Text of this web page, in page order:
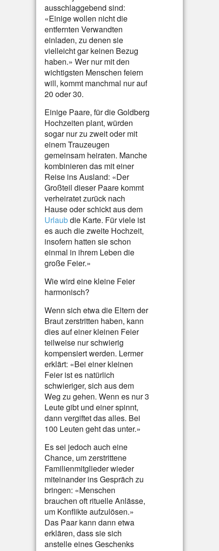
ausschlaggebend sind:
«Einige wollen nicht die
entfernten Verwandten
einladen, zu denen sie
vielleicht gar keinen Bezug
haben.» Wer nur mit den
wichtigsten Menschen feiern
will, kommt manchmal nur auf
20 oder 30.
Einige Paare, für die Goldberg
Hochzeiten plant, würden
sogar nur zu zweit oder mit
einem Trauzeugen
gemeinsam heiraten. Manche
kombinieren das mit einer
Reise ins Ausland: «Der
Großteil dieser Paare kommt
verheiratet zurück nach
Hause oder schickt aus dem
Urlaubdie Karte. Für viele ist
es auch die zweite Hochzeit,
insofern hatten sie schon
einmal in ihrem Leben die
große Feier.»
Wie wird eine kleine Feier
harmonisch?
Wenn sich etwa die Eltern der
Braut zerstritten haben, kann
dies auf einer kleinen Feier
teilweise nur schwierig
kompensiert werden. Lermer
erklärt: «Bei einer kleinen
Feier ist es natürlich
schwieriger, sich aus dem
Weg zu gehen. Wenn es nur 3
Leute gibt und einer spinnt,
dann vergiftet das alles. Bei
100 Leuten geht das unter.»
Es sei jedoch auch eine
Chance, um zerstrittene
Familienmitglieder wieder
miteinander ins Gespräch zu
bringen: «Menschen
brauchen oft rituelle Anlässe,
um Konflikte aufzulösen.»
Das Paar kann dann etwa
erklären, dass sie sich
anstelle eines Geschenks